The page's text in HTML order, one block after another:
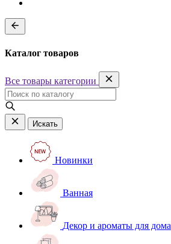
Каталог товаров
Все товары категории
Искать
Новинки
Ванная
Декор и ароматы для дома